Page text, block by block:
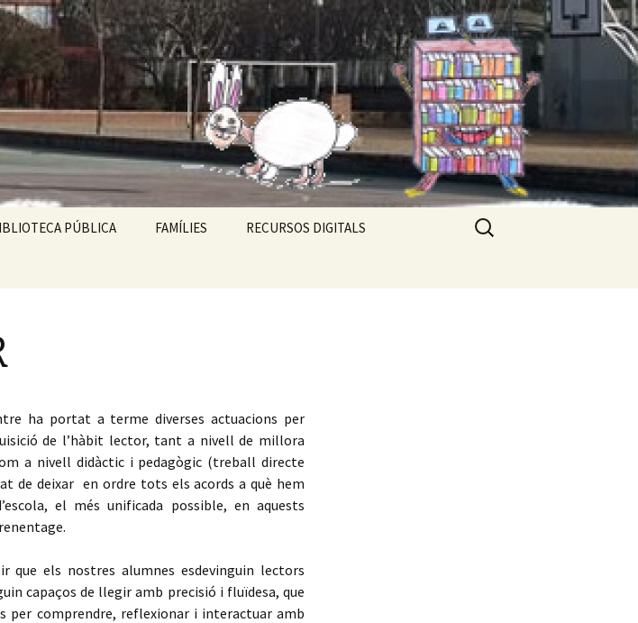
PÚBLICA FAMÍLIES RECURSOS DIGITALS Cerca:
ha portat a terme diverses actuacions per
de l’hàbit lector, tant a nivell de millora
a nivell didàctic i pedagògic (treball directe
de deixar en ordre tots els acords a què hem
el més unificada possible, en aquests
els nostres alumnes esdevinguin lectors
capaços de llegir amb precisió i fluïdesa, que
per comprendre, reflexionar i interactuar amb